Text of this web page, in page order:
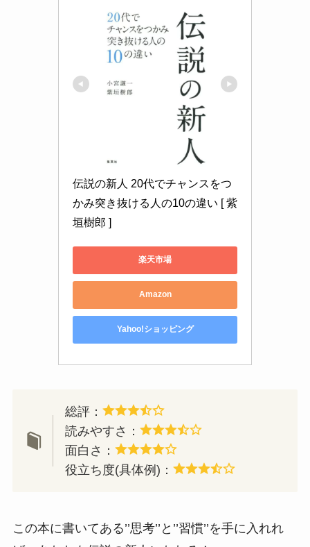
伝説の新人 20代でチャンスをつ
かみ突き抜ける人の10の違い [ 紫
垣樹郎 ]
楽天市場
Amazon
Yahoo!ショッピング
総評：
読みやすさ：
面白さ：
役立ち度(具体例)：
この本に書いてある’’思考’’と’’習慣’’を手に入れれ